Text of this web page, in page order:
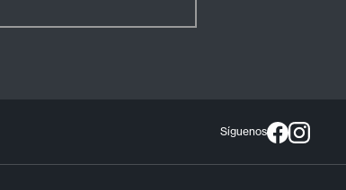
Síguenos